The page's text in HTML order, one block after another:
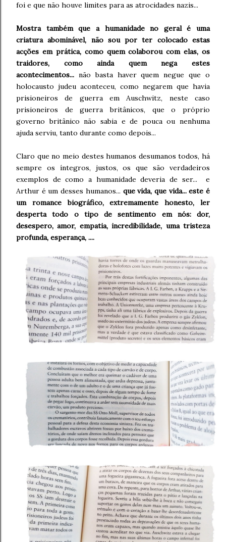
foi e que não houve limites para as atrocidades nazis...
Mostra também que a humanidade no geral é uma
criatura abominável, não sou por ter colocado estas
acções em prática, como quem colaborou com elas, os
traidores, como ainda quem nega estes
acontecimentos... não basta haver quem negue que o
holocausto judeu aconteceu, como negarem que havia
prisioneiros de guerra em Auschwitz, neste caso
prisioneiros de guerra britânicos, que o próprio
governo britânico não sabia e de pouca ou nenhuma
ajuda serviu, tanto durante como depois...
Claro que no meio destes humanos desumanos todos, há
sempre os íntegros, justos, os que são verdadeiros
exemplos de como a humanidade deveria de ser... e
Arthur é um desses humanos... que vida, que vida... este é
um romance biográfico, extremamente honesto, ler
desperta todo o tipo de sentimento em nós: dor,
desespero, amor, empatia, incredibilidade, uma tristeza
profunda, esperança, ....